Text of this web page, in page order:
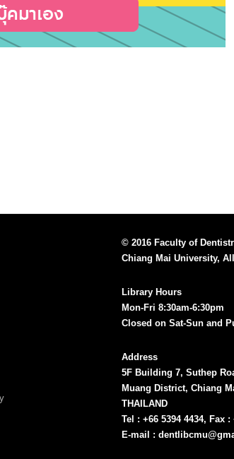
© 2016 Faculty of
Chiang Mai University,
Library Hours
Mon-Fri 8:30am-6:30pm
Closed on Sat-Sun and
Address
5F Building 7, Suthep
Muang District, Chiang
THAILAND
Tel : +66 5394 4434, Fax :
E-mail :